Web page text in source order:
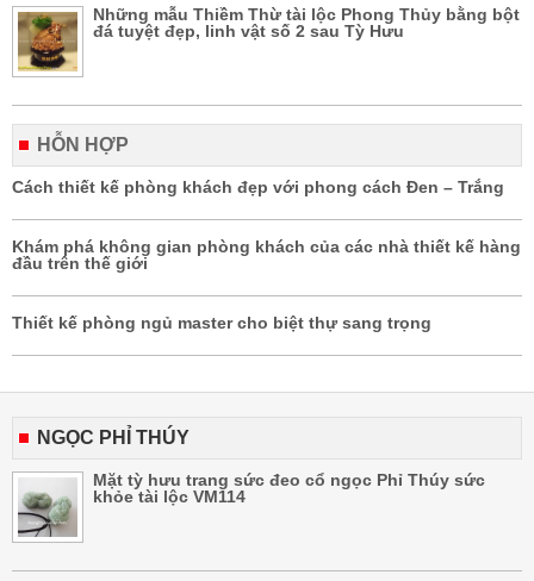
Những mẫu Thiềm Thừ tài lộc Phong Thủy bằng bột
đá tuyệt đẹp, linh vật số 2 sau Tỳ Hưu
HỖN HỢP
Cách thiết kế phòng khách đẹp với phong cách Đen – Trắng
Khám phá không gian phòng khách của các nhà thiết kế hàng
đầu trên thế giới
Thiết kế phòng ngủ master cho biệt thự sang trọng
NGỌC PHỈ THÚY
Mặt tỳ hưu trang sức đeo cổ ngọc Phỉ Thúy sức
khỏe tài lộc VM114